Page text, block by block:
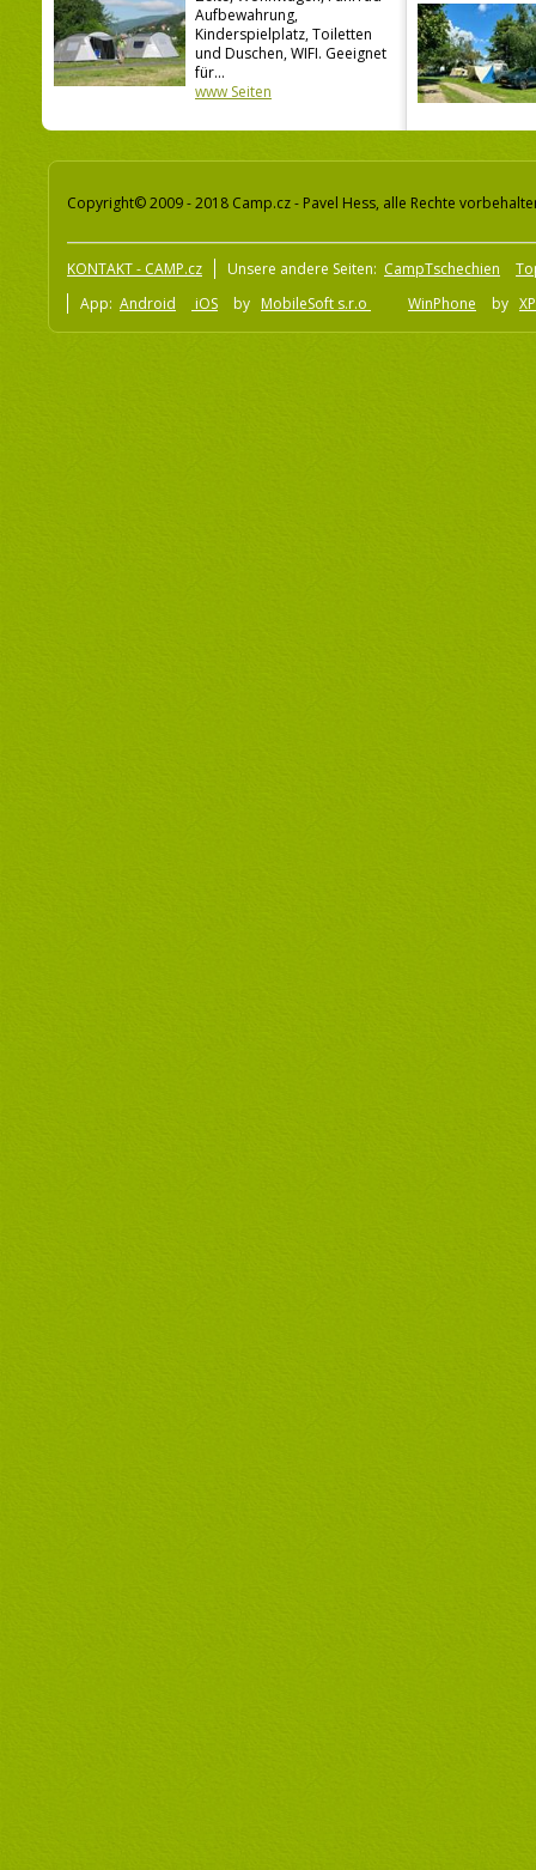
Aufbewahrung,
Kinderspielplatz, Toiletten
und Duschen, WIFI. Geeignet
für...
www Seiten
Copyright© 2009 - 2018 Camp.cz - Pavel Hess, alle Rechte
KONTAKT - CAMP.cz Unsere andere Seiten: CampTschechien
App: Android iOS by MobileSoft s.r.o WinPhone by